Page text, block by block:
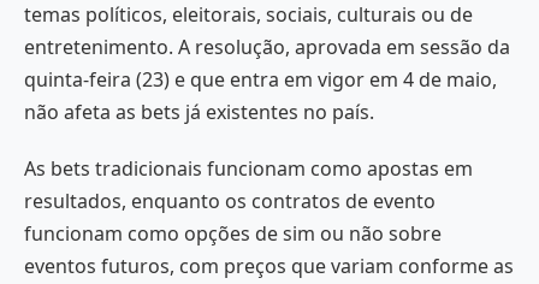
temas políticos, eleitorais, sociais, culturais ou de
entretenimento. A resolução, aprovada em sessão da
quinta-feira (23) e que entra em vigor em 4 de maio,
não afeta as bets já existentes no país.
As bets tradicionais funcionam como apostas em
resultados, enquanto os contratos de evento
funcionam como opções de sim ou não sobre
eventos futuros, com preços que variam conforme as